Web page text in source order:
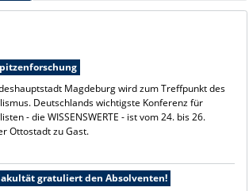
Magdeburg wird zum Treffpunkt des
Deutschlands wichtigste Konferenz für
- die WISSENSWERTE - ist vom 24. bis 26.
Ottostadt zu Gast.
gratuliert den Absolventen!